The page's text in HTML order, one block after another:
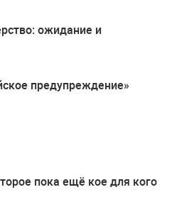
ожидание и
предупреждение»
пока ещё кое для кого